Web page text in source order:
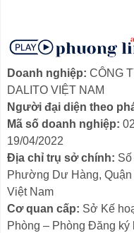
dễ
Doanh nghiệp: CÔNG
DALITO VIỆT NAM
Người đại diện theo
Mã số doanh nghiệp:
19/04/2022
Địa chỉ trụ sở chính:
Phường Dư Hàng,
Việt Nam
Cơ quan cấp: Sở Kế
Phòng – Phòng Đăng ký